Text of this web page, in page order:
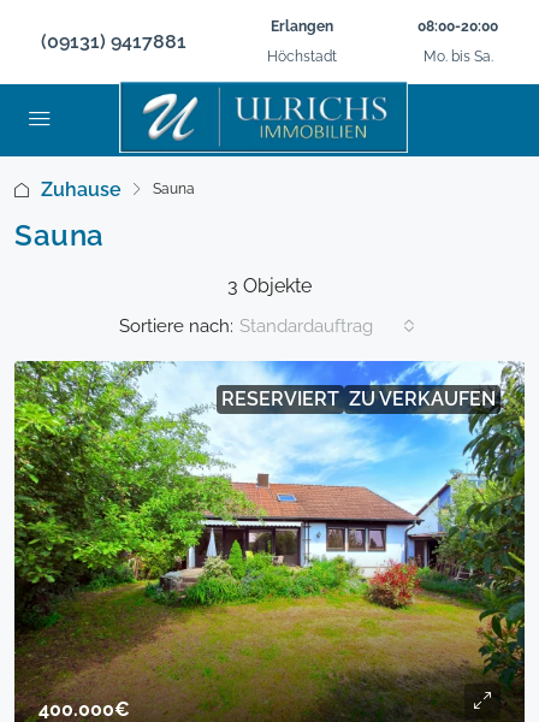
(09131) 9417881
Erlangen
Höchstadt
08:00-20:00
Mo. bis Sa.
Zuhause Sauna
Sauna
3 Objekte
Sortiere nach: Standardauftrag
RESERVIERT ZU VERKAUFEN
400.000€